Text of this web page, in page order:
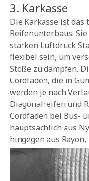
3. Karkasse
Die Karkasse ist das
Reifenunterbaus.
starken Luftdruck
flexibel sein, um
Stöße zu dämpfen.
Cordfäden, die in
werden je nach
Diagonalreifen und
Cordfäden bei Bus-
hauptsächlich aus
hingegen aus